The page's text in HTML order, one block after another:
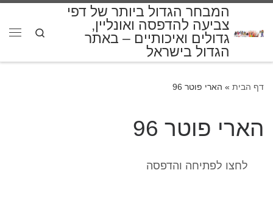
המבחר הגדול ביותר של דפי
צביעה להדפסה ואונליין,
גדולים ואיכותיים – באתר
הגדול בישראל
Search
דף הבית » הארי פוטר 96
הארי פוטר 96
לחצו לפתיחה והדפסה